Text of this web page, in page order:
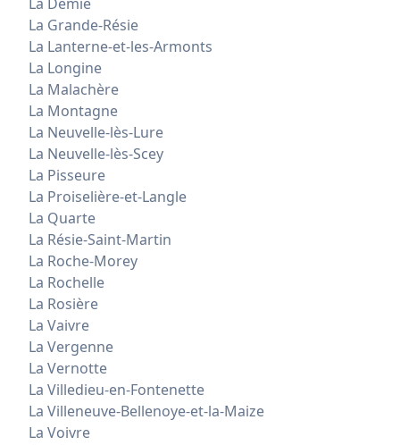
La Grande-Résie
La Lanterne-et-les-Armonts
La Longine
La Malachère
La Montagne
La Neuvelle-lès-Lure
La Neuvelle-lès-Scey
La Pisseure
La Proiselière-et-Langle
La Quarte
La Résie-Saint-Martin
La Roche-Morey
La Rochelle
La Rosière
La Vaivre
La Vergenne
La Vernotte
La Villedieu-en-Fontenette
La Villeneuve-Bellenoye-et-la-Maize
La Voivre